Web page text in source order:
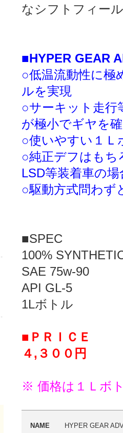
なシフトフィー
■HYPER GEAR
○低温流動性に極
ルを実現
○サーキット走行
が極小でギヤを
○使いやすい１Ｌ
○純正デフはも
LSD等装着車の
○駆動方式問わ
■SPEC
100%
SAE 75w-90
API GL-5
1Lボトル
■ＰＲＩＣＥ
４,３００円
※ 価格は１Ｌボ
NAME
HYPER GEAR